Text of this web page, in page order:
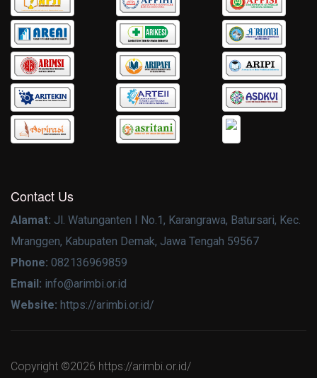
Contact Us
Alamat: Jl. Watunganten I No.1, Karangrawa, Batursari, Kec.
Mranggen, Kabupaten Demak, Jawa Tengah 59567
Phone: 082136969859
Email: info@arimbi.or.id
Website: https://arimbi.or.id/
Copyright ©2026 https://arimbi.or.id/